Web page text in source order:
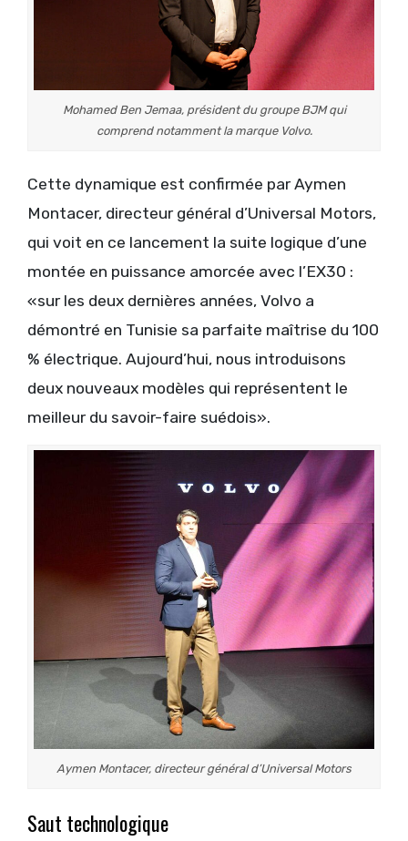
Mohamed Ben Jemaa, président du groupe BJM qui
comprend notamment la marque Volvo.
Cette dynamique est confirmée par Aymen
Montacer, directeur général d’Universal Motors,
qui voit en ce lancement la suite logique d’une
montée en puissance amorcée avec l’EX30 :
«sur les deux dernières années, Volvo a
démontré en Tunisie sa parfaite maîtrise du 100
% électrique. Aujourd’hui, nous introduisons
deux nouveaux modèles qui représentent le
meilleur du savoir-faire suédois».
Aymen Montacer, directeur général d’Universal Motors
Saut technologique